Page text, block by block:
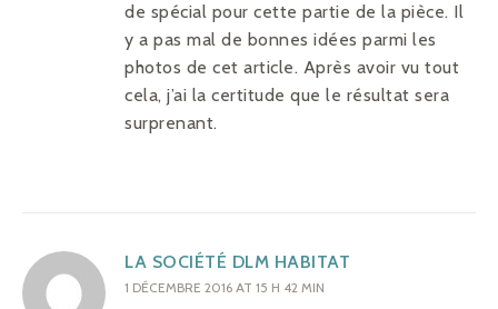
de spécial pour cette partie de la pièce. Il
y a pas mal de bonnes idées parmi les
photos de cet article. Après avoir vu tout
cela, j’ai la certitude que le résultat sera
surprenant.
LA SOCIÉTÉ DLM HABITAT
1 DÉCEMBRE 2016 AT 15 H 42 MIN